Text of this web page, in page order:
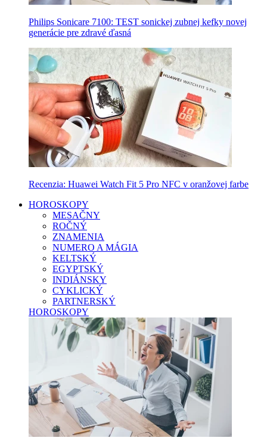
Philips Sonicare 7100: TEST sonickej zubnej kefky novej
generácie pre zdravé ďasná
Recenzia: Huawei Watch Fit 5 Pro NFC v oranžovej farbe
HOROSKOPY
MESAČNY
ROČNÝ
ZNAMENIA
NUMERO A MÁGIA
KELTSKÝ
EGYPTSKÝ
INDIÁNSKY
CYKLICKÝ
PARTNERSKÝ
HOROSKOPY